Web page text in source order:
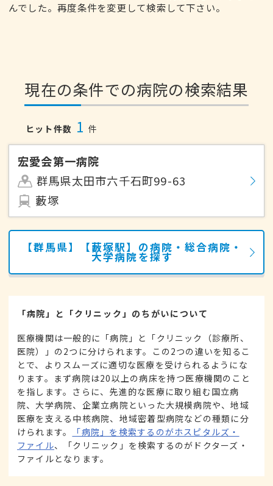
んでした。再度条件を変更して検索して下さい。
現在の条件での病院の検索結果
ヒット件数 1 件
宏愛会第一病院
群馬県太田市六千石町99-63
藪塚
【群馬県】【藪塚駅】の病院・総合病院・
大学病院を探す
「病院」と「クリニック」のちがいについて
医療機関は一般的に「病院」と「クリニック（診療所、
医院）」の2つに分けられます。この2つの違いを知るこ
とで、よりスムーズに適切な医療を受けられるようにな
ります。まず病院は20以上の病床を持つ医療機関のこと
を指します。さらに、先進的な医療に取り組む国立病
院、大学病院、企業立病院といった大規模病院や、地域
医療を支える中核病院、地域密着型病院などの種類に分
けられます。
「病院」を検索するのがホスピタルズ・
ファイル、「クリニック」を検索するのがドクターズ・
ファイルとなります。